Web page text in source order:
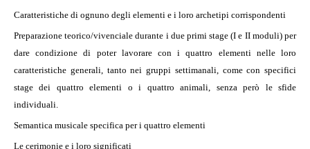
Caratteristiche di ognuno degli elementi e i loro archetipi corrispondenti
Preparazione teorico/vivenciale durante i due primi stage (I e II moduli) per
dare condizione di poter lavorare con i quattro elementi nelle loro
caratteristiche generali, tanto nei gruppi settimanali, come con specifici
stage dei quattro elementi o i quattro animali, senza però le sfide
individuali.
Semantica musicale specifica per i quattro elementi
Le cerimonie e i loro significati